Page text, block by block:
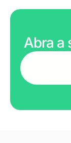
Abra a